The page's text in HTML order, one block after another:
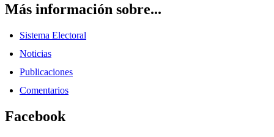
Más información sobre...
Sistema Electoral
Noticias
Publicaciones
Comentarios
Facebook